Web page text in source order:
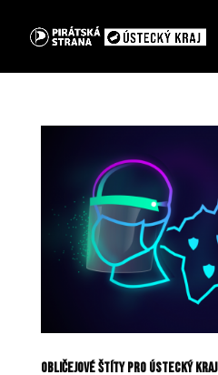
OBLIČEJOVÉ ŠTÍTY pro Ústecký kraj